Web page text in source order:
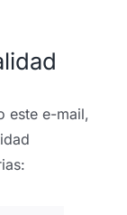
este e-mail,